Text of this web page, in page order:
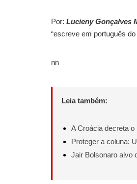
Por: Lucieny Gonçalves
“escreve em português do
nn
Leia também:
A Croácia decreta
Proteger a coluna:
Jair Bolsonaro alvo